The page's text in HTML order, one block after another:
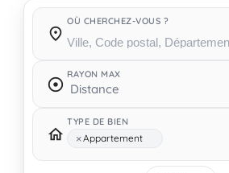
OÙ CHERCHEZ-VOUS ?
RAYON MAX
TYPE DE BIEN
×Appartement